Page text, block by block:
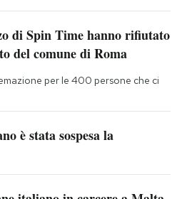
di Spin Time hanno rifiutato
del comune di Roma
per le 400 persone che ci
è stata sospesa la